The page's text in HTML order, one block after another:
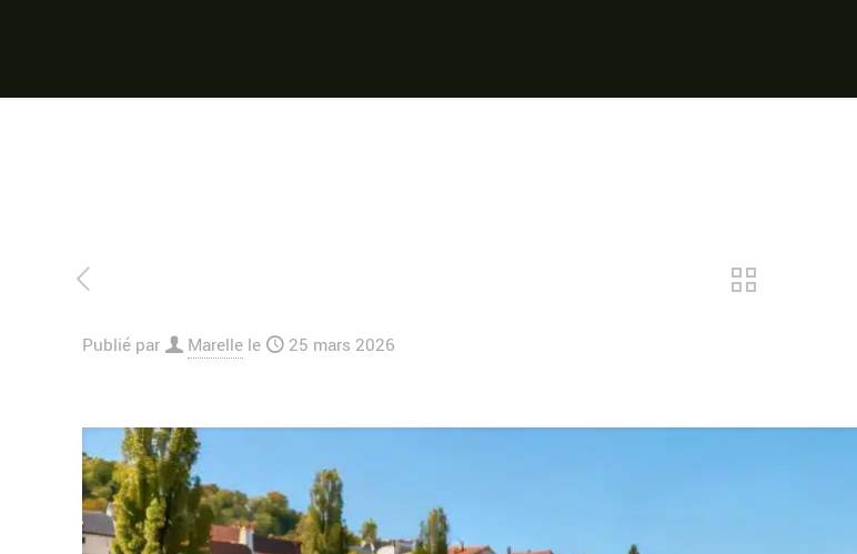
Publié par Marelle le 25 mars 2026